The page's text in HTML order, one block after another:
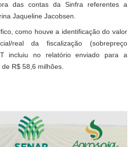
das contas da Sinfra referentes a
Jaqueline Jacobsen.
como houve a identificação do valor
real da fiscalização (sobrepreço
incluiu no relatório enviado para a
R$ 58,6 milhões.